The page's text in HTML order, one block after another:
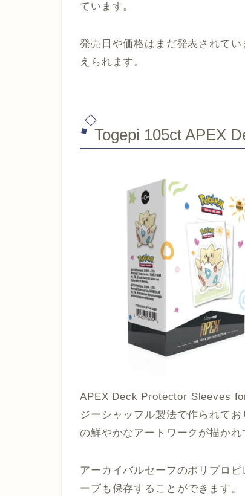
ています。
発売日や価格はまだ発表されて
えられます。
Togepi 105ct APEX
APEX Deck Protector Sleeves
ジーシャッフル製法で作られて
の鮮やかなアートワークが描かれ
アーカイバルセーフのポリプロ
ーブも保存することができます。